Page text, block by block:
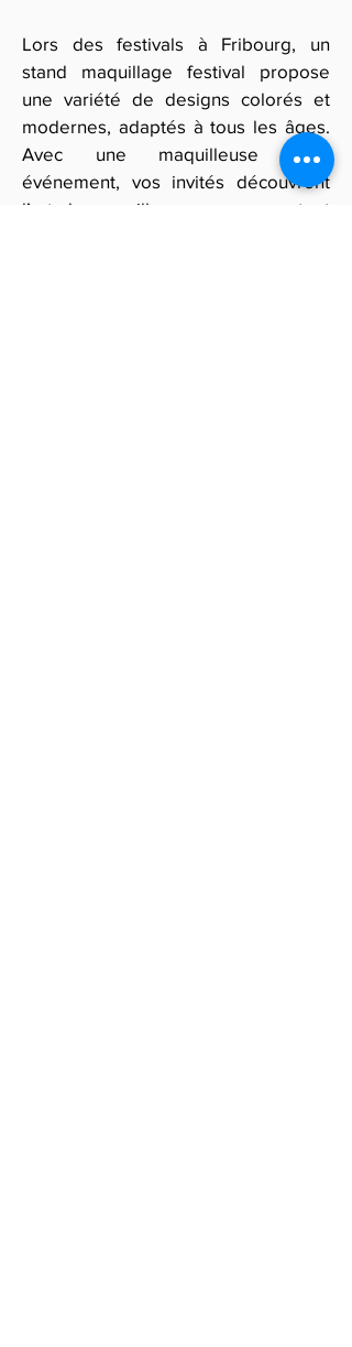
Lors des festivals à Fribourg, un
stand maquillage festival propose
une variété de designs colorés et
modernes, adaptés à tous les âges.
Avec une maquilleuse pour
événement, vos invités découvrent
l’art du maquillage comme un atout